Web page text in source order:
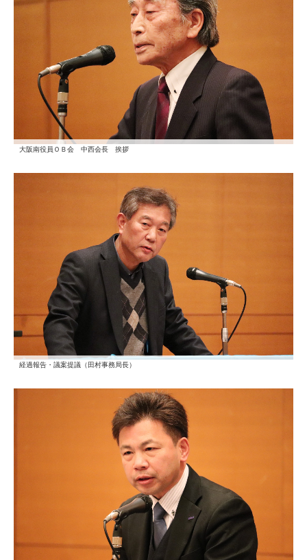
大阪南役員ＯＢ会 中西会長 挨拶
経過報告・議案提議（田村事務局長）